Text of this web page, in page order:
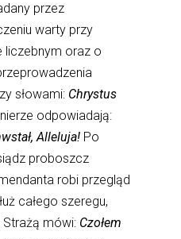
przez
warty przy
liczebnym oraz o
słowami: Chrystus
odpowiadają:
Alleluja! Po
proboszcz
robi przegląd
całego szeregu,
mówi: Czołem